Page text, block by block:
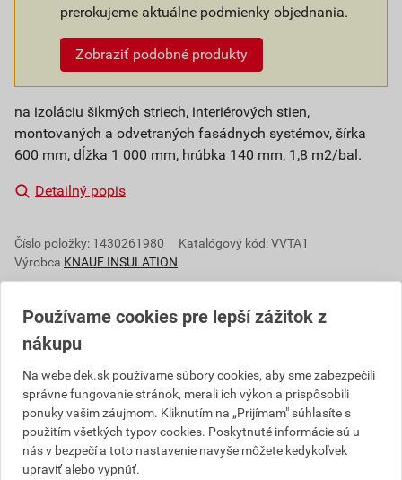
prerokujeme aktuálne podmienky objednania.
Zobraziť podobné produkty
na izoláciu šikmých striech, interiérových stien,
montovaných a odvetraných fasádnych systémov, šírka
600 mm, dĺžka 1 000 mm, hrúbka 140 mm, 1,8 m2/bal.
Detailný popis
Číslo položky: 1430261980
Katalógový kód: VVTA1
Výrobca KNAUF INSULATION
Popis
Izolačný materiál MPE sa vyrába z minerálnych
vlákien, ktoré sú spájané živicou. Je v celom priereze
hydrofobizovaný. Používa sa na tepelnú, zvukovú a
protipožiarnu izoláciu stavebných konštrukcií, v
ktorých izolácia nie je namáhaná tlakom, napr.
Používame cookies pre lepší zážitok z
nákupu
Na webe dek.sk používame súbory cookies, aby sme zabezpečili
správne fungovanie stránok, merali ich výkon a prispôsobili
ponuky vašim záujmom. Kliknutím na „Prijímam" súhlasíte s
použitím všetkých typov cookies. Poskytnuté informácie sú u
nás v bezpečí a toto nastavenie navyše môžete kedykoľvek
upraviť alebo vypnúť.